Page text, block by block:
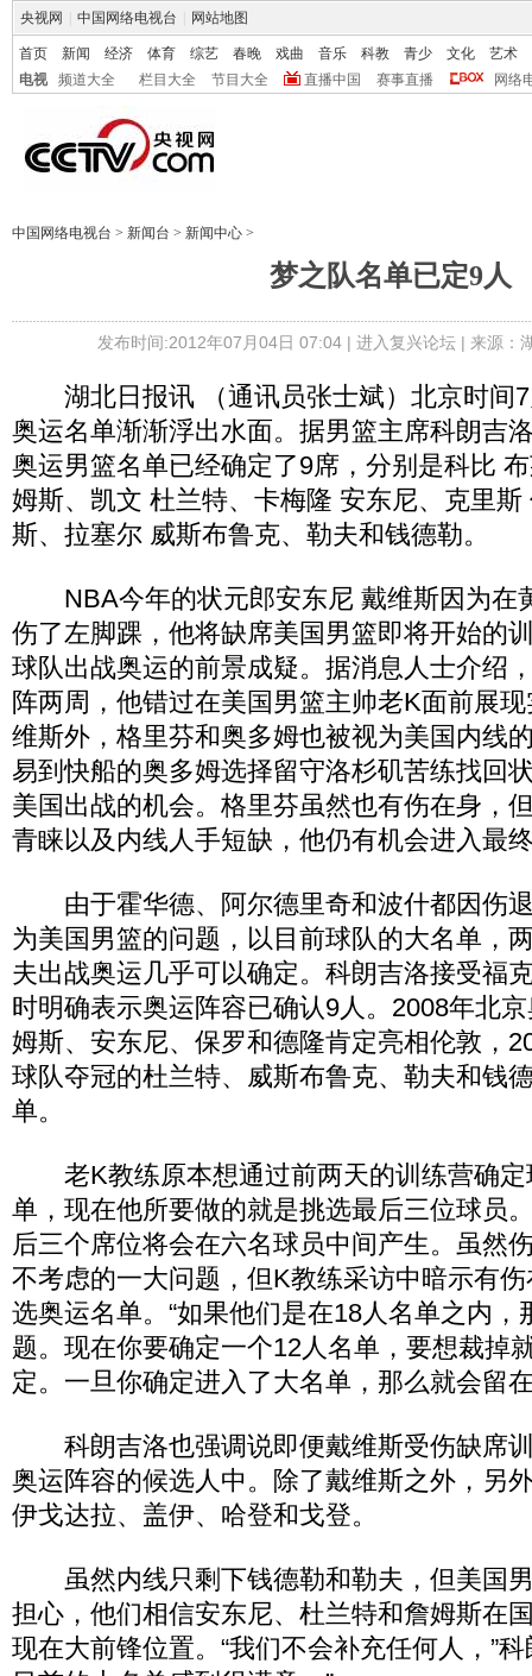
央视网 中国网络电视台 网站地图
首页 新闻 经济 体育 综艺 春晚 戏曲 音乐 科教 青少 文化
艺术
电视
频道大全 栏目大全 节目大全 直播中国 赛事直播 网络
中国网络电视台 > 新闻台 > 新闻中心 >
梦之队名单已定9人
发布时间:2012年07月04日 07:04 | 进入复兴论坛| 来源：
湖北日报讯 （通讯员张士斌）北京时间7
奥运名单渐渐浮出水面。据男篮主席科朗吉
奥运男篮名单已经确定了9席，分别是科比
姆斯、凯文 杜兰特、卡梅隆 安东尼、克里
斯、拉塞尔 威斯布鲁克、勒夫和钱德勒。
NBA今年的状元郎安东尼 戴维斯因为在
伤了左脚踝，他将缺席美国男篮即将开始的
球队出战奥运的前景成疑。据消息人士介绍
阵两周，他错过在美国男篮主帅老K面前展
维斯外，格里芬和奥多姆也被视为美国内线
易到快船的奥多姆选择留守洛杉矶苦练找回
美国出战的机会。格里芬虽然也有伤在身，
青睐以及内线人手短缺，他仍有机会进入最
由于霍华德、阿尔德里奇和波什都因伤
为美国男篮的问题，以目前球队的大名单，
夫出战奥运几乎可以确定。科朗吉洛接受福
时明确表示奥运阵容已确认9人。2008年北
姆斯、安东尼、保罗和德隆肯定亮相伦敦，
球队夺冠的杜兰特、威斯布鲁克、勒夫和钱
单。
老K教练原本想通过前两天的训练营确定
单，现在他所要做的就是挑选最后三位球员
后三个席位将会在六名球员中间产生。虽然
不考虑的一大问题，但K教练采访中暗示有
选奥运名单。“如果他们是在18人名单之内，
题。现在你要确定一个12人名单，要想裁掉
定。一旦你确定进入了大名单，那么就会留
科朗吉洛也强调说即便戴维斯受伤缺席
奥运阵容的候选人中。除了戴维斯之外，另
伊戈达拉、盖伊、哈登和戈登。
虽然内线只剩下钱德勒和勒夫，但美国
担心，他们相信安东尼、杜兰特和詹姆斯在
现在大前锋位置。“我们不会补充任何人，”